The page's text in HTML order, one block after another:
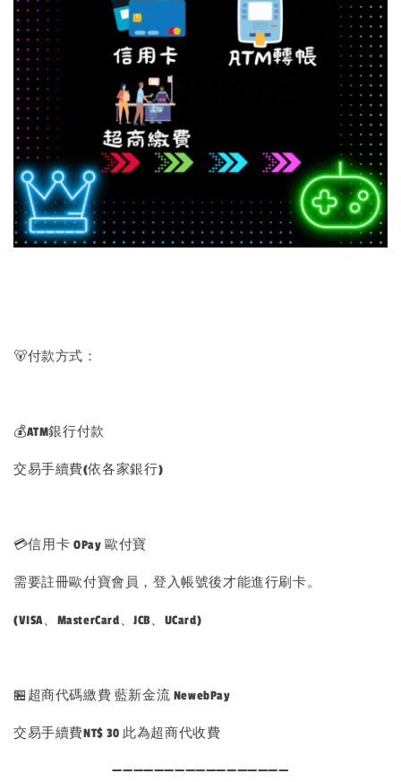
🐻付款方式：
💰ATM銀行付款
交易手續費(依各家銀行)
💳信用卡 OPay 歐付寶
需要註冊歐付寶會員，登入帳號後才能進行刷卡。
(VISA、MasterCard、JCB、UCard)
🏪超商代碼繳費 藍新金流 NewebPay
交易手續費NT$ 30 此為超商代收費
➖➖➖➖➖➖➖➖➖➖➖➖➖➖➖➖➖